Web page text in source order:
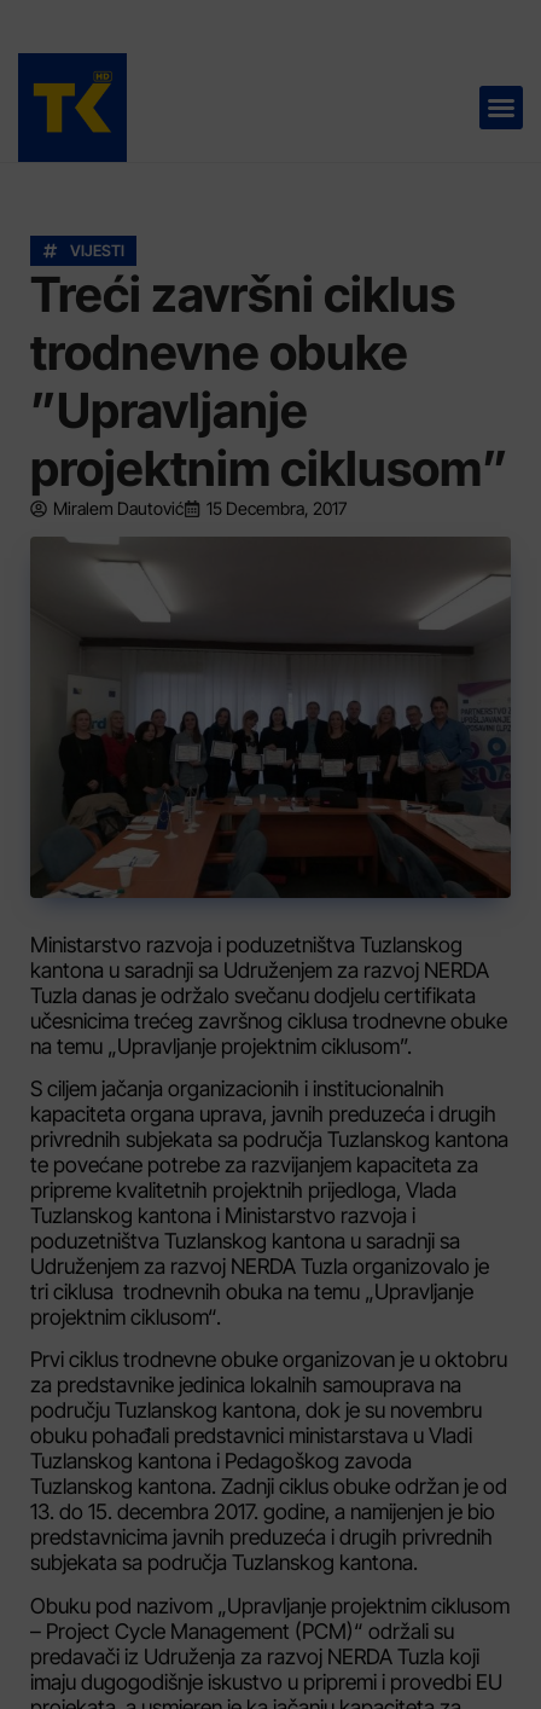
VIJESTI
Treći završni ciklus
trodnevne obuke
”Upravljanje
projektnim ciklusom”
Miralem Dautović 15 Decembra, 2017
Ministarstvo razvoja i poduzetništva Tuzlanskog
kantona u saradnji sa Udruženjem za razvoj NERDA
Tuzla danas je održalo svečanu dodjelu certifikata
učesnicima trećeg završnog ciklusa trodnevne obuke
na temu „Upravljanje projektnim ciklusom”.
S ciljem jačanja organizacionih i institucionalnih
kapaciteta organa uprava, javnih preduzeća i drugih
privrednih subjekata sa područja Tuzlanskog kantona
te povećane potrebe za razvijanjem kapaciteta za
pripreme kvalitetnih projektnih prijedloga, Vlada
Tuzlanskog kantona i Ministarstvo razvoja i
poduzetništva Tuzlanskog kantona u saradnji sa
Udruženjem za razvoj NERDA Tuzla organizovalo je
tri ciklusa trodnevnih obuka na temu „Upravljanje
projektnim ciklusom“.
Prvi ciklus trodnevne obuke organizovan je u oktobru
za predstavnike jedinica lokalnih samouprava na
području Tuzlanskog kantona, dok je su novembru
obuku pohađali predstavnici ministarstava u Vladi
Tuzlanskog kantona i Pedagoškog zavoda
Tuzlanskog kantona. Zadnji ciklus obuke održan je od
13. do 15. decembra 2017. godine, a namijenjen je bio
predstavnicima javnih preduzeća i drugih privrednih
subjekata sa područja Tuzlanskog kantona.
Obuku pod nazivom „Upravljanje projektnim ciklusom
– Project Cycle Management (PCM)“ održali su
predavači iz Udruženja za razvoj NERDA Tuzla koji
imaju dugogodišnje iskustvo u pripremi i provedbi EU